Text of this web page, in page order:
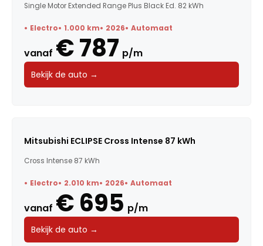
Single Motor Extended Range Plus Black Ed. 82 kWh
Electro 1.000 km 2026 Automaat
vanaf € 787 p/m
Bekijk de auto →
Mitsubishi ECLIPSE Cross Intense 87 kWh
Cross Intense 87 kWh
Electro 2.010 km 2026 Automaat
vanaf € 695 p/m
Bekijk de auto →